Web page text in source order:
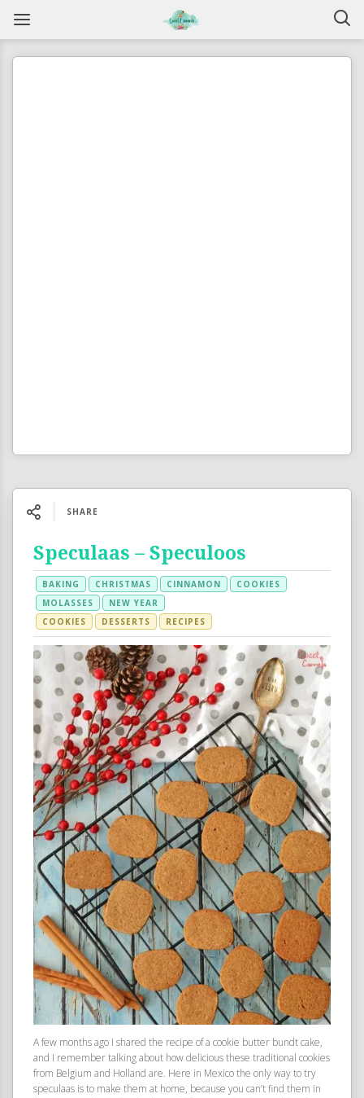
SHARE
Speculaas – Speculoos
BAKING CHRISTMAS CINNAMON
COOKIES
MOLASSES
NEW YEAR
COOKIES
DESSERTS RECIPES
A few months ago I shared the recipe of a cookie butter bundt cake,
and I remember talking about how delicious these traditional cookies
from Belgium and Holland are. Here in Mexico the only way to try
speculaas is to make them at home, because you can’t find them in